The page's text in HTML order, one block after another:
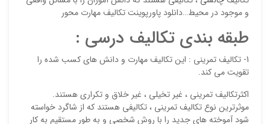
و موجود در محیط…دانلود پاورپوینت تکالیف مهارت محور
طبقه بندی تکالیف درسی :
1- تکالیف تمرینی : این تکالیف مهارت و دانش های کسب شده را
تقویت می کند.
اکثرتکالیف تمرینی ، غیر تخیلی ، غیر خلاق و تکراری هستند.
موثرترین نوع تکالیف تمرینی ، تکالیفی هستند که از شاگرد خواسته
شود آموخته های جدید را با روش شخصی و به طور مستقیم به کار